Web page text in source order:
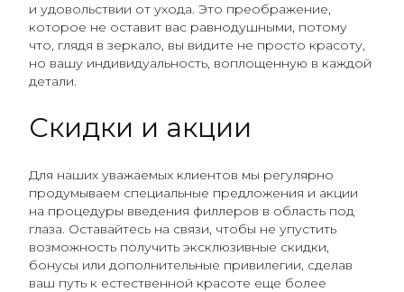
и удовольствии от ухода. Это преображение,
которое не оставит вас равнодушными, потому
что, глядя в зеркало, вы видите не просто красоту,
но вашу индивидуальность, воплощенную в каждой
детали.
Скидки и акции
Для наших уважаемых клиентов мы регулярно
продумываем специальные предложения и акции
на процедуры введения филлеров в область под
глаза. Оставайтесь на связи, чтобы не упустить
возможность получить эксклюзивные скидки,
бонусы или дополнительные привилегии, сделав
ваш путь к естественной красоте еще более